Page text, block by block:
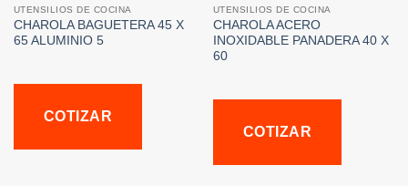
UTENSILIOS DE COCINA
CHAROLA BAGUETERA 45 X
65 ALUMINIO 5
COTIZAR
UTENSILIOS DE COCINA
CHAROLA ACERO
INOXIDABLE PANADERA 40 X
60
COTIZAR